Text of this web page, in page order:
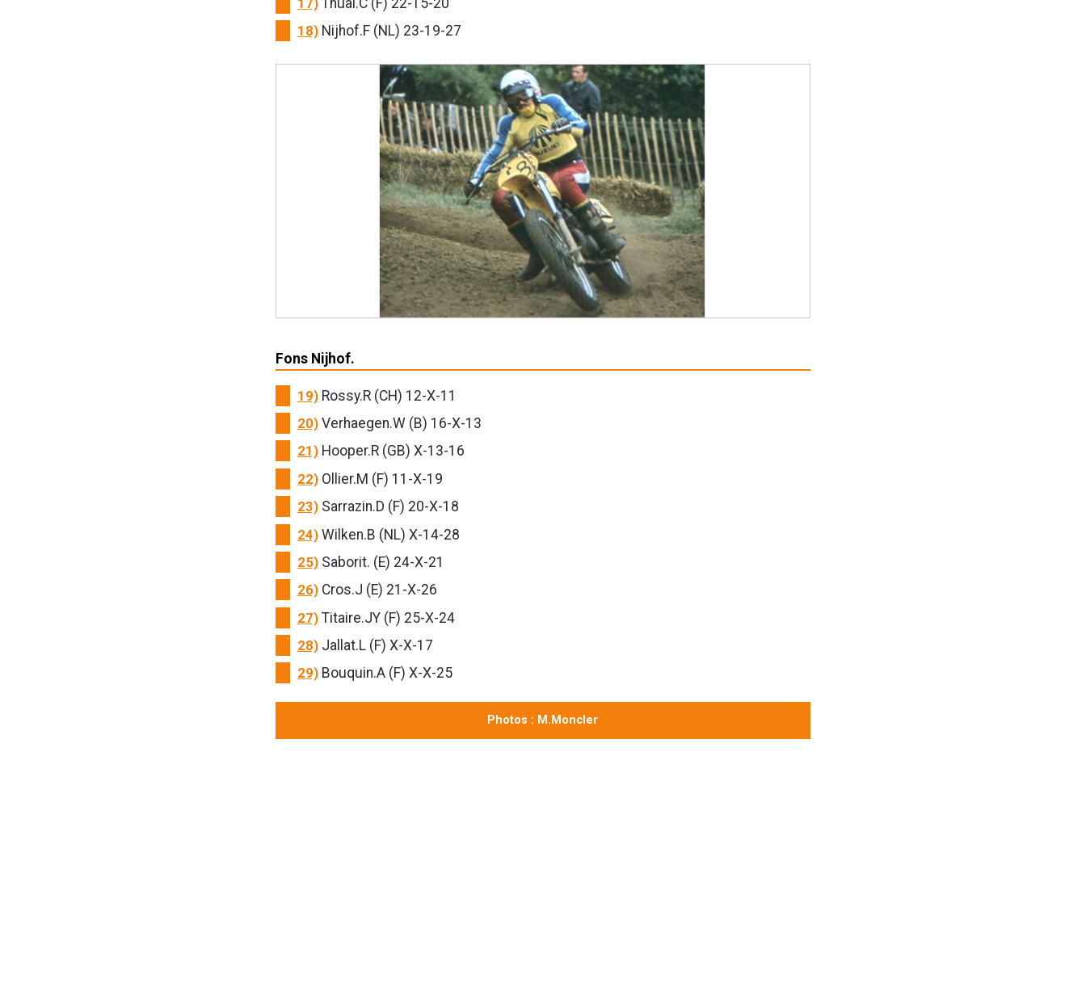
18)Nijhof.F (NL) 23-19-27
Fons Nijhof.
19)Rossy.R (CH) 12-X-11
20)Verhaegen.W (B) 16-X-13
21)Hooper.R (GB) X-13-16
22)Ollier.M (F) 11-X-19
23)Sarrazin.D (F) 20-X-18
24)Wilken.B (NL) X-14-28
25)Saborit. (E) 24-X-21
26)Cros.J (E) 21-X-26
27)Titaire.JY (F) 25-X-24
28)Jallat.L (F) X-X-17
29)Bouquin.A (F) X-X-25
Photos : M.Moncler